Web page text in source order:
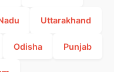
Uttarakhand
Odisha Punjab